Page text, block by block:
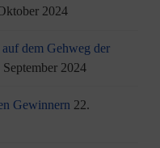
2024
dem Gehweg der
September 2024
Gewinnern 22.